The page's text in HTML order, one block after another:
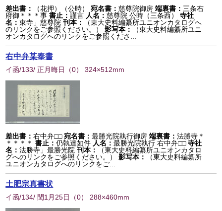
差出書： （花押）（公時） 宛名書：慈尊院御房 端裏書： 三条右
府御＊＊＊事 書止：謹言 人名：慈尊院 公時（三条西）
寺社
名：東寺」慈尊院 刊本：
（東大史料編纂所ユニオンカタログへ
のリンクをご参照ください。）
影写本：
（東大史料編纂所ユニ
オンカタログへのリンクをご参照くださ...
右中弁某奉書
イ函/133/ 正月晦日 （0） 324×512mm
差出書：右中弁□□ 宛名書：最勝光院執行御房 端裏書：法勝寺＊
＊＊＊＊ 書止：仍執達如件 人名：最勝光院執行 右中弁□□ 寺社
名：法勝寺」最勝光院 刊本：
（東大史料編纂所ユニオンカタロ
グへのリンクをご参照ください。）
影写本：
（東大史料編纂所
ユニオンカタログへのリンクをご...
土肥宗真書状
イ函/134/ 閏1月25日 （0） 288×460mm